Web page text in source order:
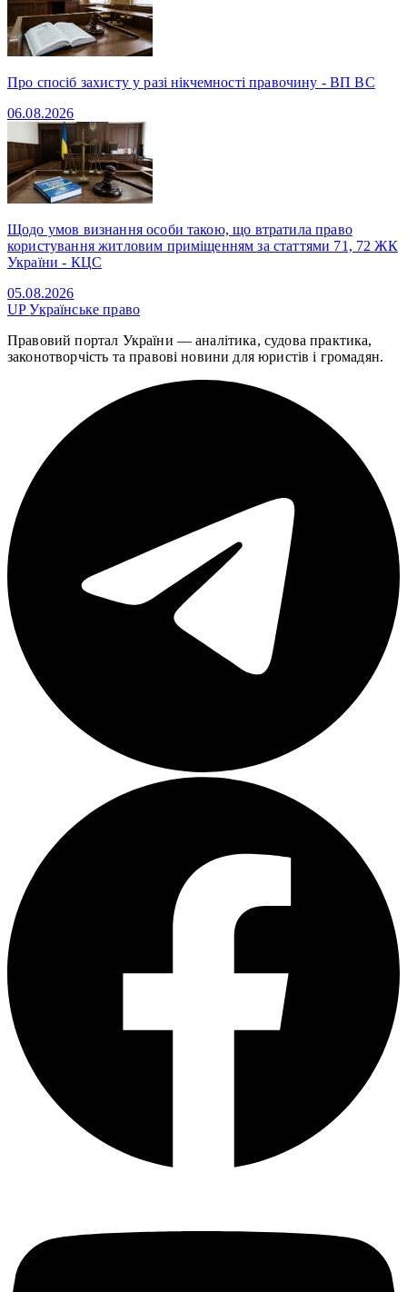
Про спосіб захисту у разі нікчемності правочину - ВП ВС
06.08.2026
Щодо умов визнання особи такою, що втратила право
користування житловим приміщенням за статтями 71, 72 ЖК
України - КЦС
05.08.2026
UPУкраїнське право
Правовий портал України — аналітика, судова практика,
законотворчість та правові новини для юристів і громадян.